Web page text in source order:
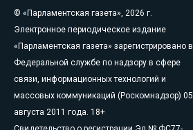
© «Парламентская газета», 2026 г.
Электронное периодическое издание
«Парламентская газета» зарегистрировано в
Федеральной службе по надзору в сфере
связи, информационных технологий и
массовых коммуникаций (Роскомнадзор) 05
августа 2011 года. 18+